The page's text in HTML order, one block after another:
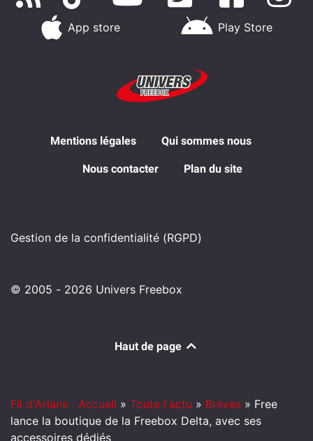
App store Play Store
Mentions légales Qui sommes nous
Nous contacter Plan du site
Gestion de la confidentialité (RGPD)
© 2005 - 2026 Univers Freebox
Haut de page
Fil d'Ariane : Accueil » Toute l'actu » Brèves » Free
lance la boutique de la Freebox Delta, avec ses
accessoires dédiés